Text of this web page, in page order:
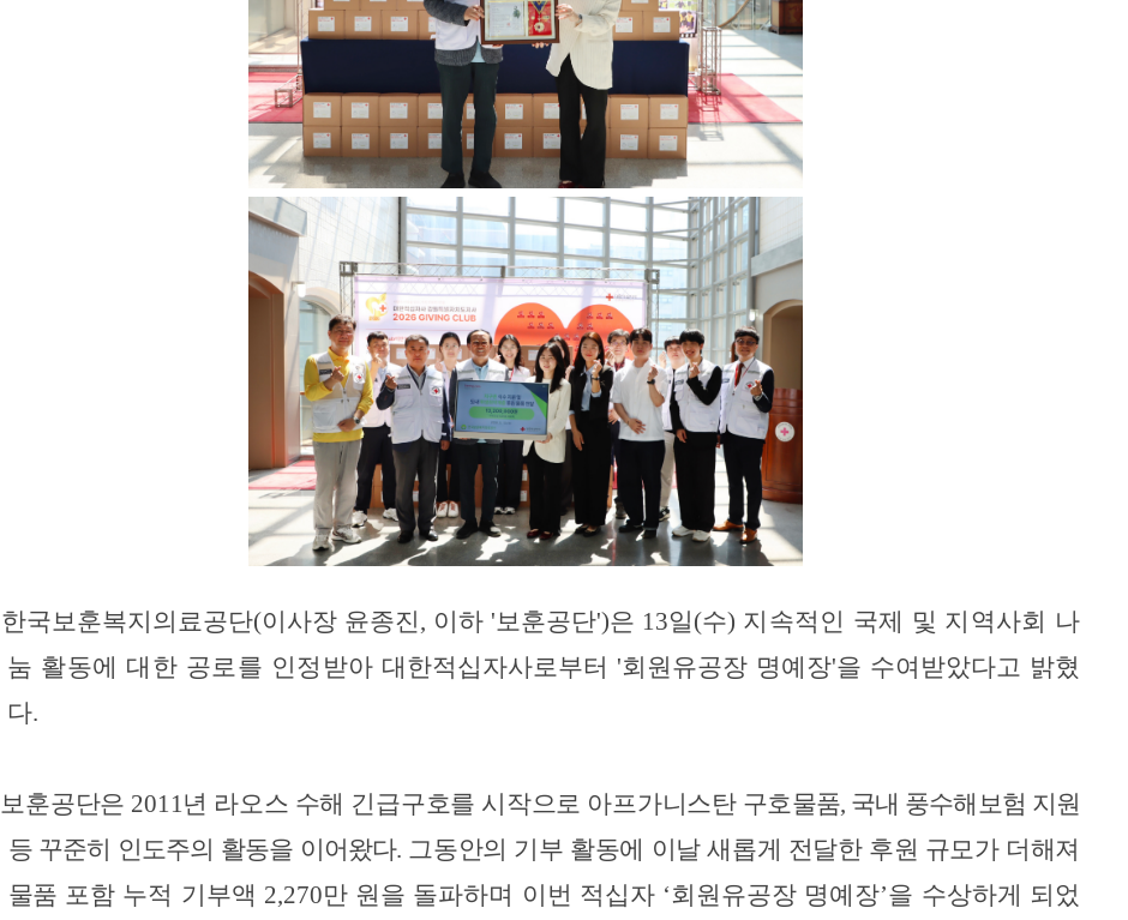
한국보훈복지의료공단(이사장 윤종진, 이하 '보훈공단')은 13일(수) 지속적인 국제 및 지역사회 나
눔 활동에 대한 공로를 인정받아 대한적십자사로부터 '회원유공장 명예장'을 수여받았다고 밝혔
다.
보훈공단은 2011년 라오스 수해 긴급구호를 시작으로 아프가니스탄 구호물품, 국내 풍수해보험 지원
등 꾸준히 인도주의 활동을 이어왔다. 그동안의 기부 활동에 이날 새롭게 전달한 후원 규모가 더해져
물품 포함 누적 기부액 2,270만 원을 돌파하며 이번 적십자 ‘회원유공장 명예장’을 수상하게 되었